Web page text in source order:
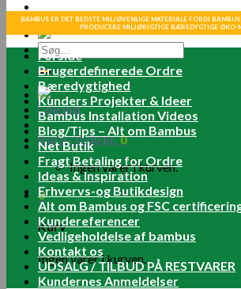
Søg
efter:
Log ind
Kurv /0.00kr.0
Ingen varer i kurven.
0
Kurv
Ingen varer i kurven.
BAMBUS ER DET BEDSTE MILJØVENLIGE MATERIALE FORDI
PRODUCERE MILJØRIGTIGE BÆREDYGTIGE ØKO-
Forside
Brugerdefinerede Ordre
Bæredygtighed
Kunders Projekter & Ideer
Bambus Installation Videos
Blog/Tips – Alt om Bambus
Net Butik
Fragt Betaling for Ordre
Ideas & Inspiration
Erhvervs-og Butikdesign
Alt om Bambus og FSC
Kundereferencer
Vedligeholdelse af bambus
Kontakt os
UDSALG / TILBUD PÅ RESTVARER
Kundernes Anmeldelser